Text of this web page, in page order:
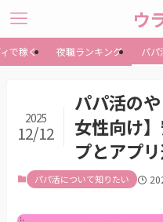
ウ
で稼ぐ 夜職ランキング パパ
パパ活の
女性向け
プとアプリ
2025
12/12
パパ活について知りたい